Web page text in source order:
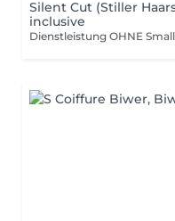
Silent Cut (Stiller
inclusive